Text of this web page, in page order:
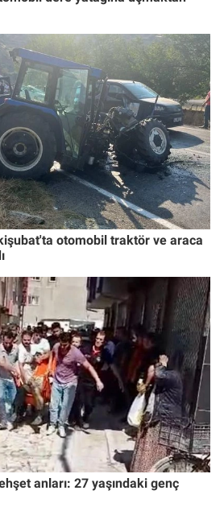
otomobil traktör ve araca
anları: 27 yaşındaki genç